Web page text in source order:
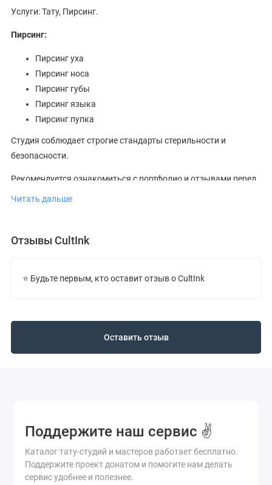
Услуги: Тату, Пирсинг.
Пирсинг:
Пирсинг уха
Пирсинг носа
Пирсинг губы
Пирсинг языка
Пирсинг пупка
Студия соблюдает строгие стандарты стерильности и
безопасности.
Рекомендуется ознакомиться с портфолио и отзывами перед
визитом.
Читать дальше
Отзывы CultInk
⭐ Будьте первым, кто оставит отзыв о CultInk
Оставить отзыв
Поддержите наш сервис ✌️
Каталог тату-студий и мастеров работает бесплатно.
Поддержите проект донатом и помогите нам делать
сервис удобнее и полезнее.